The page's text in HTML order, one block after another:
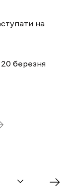
на
березня
Квіт
»